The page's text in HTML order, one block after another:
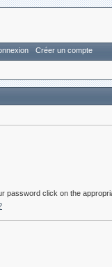
Créer un compte
password click on the